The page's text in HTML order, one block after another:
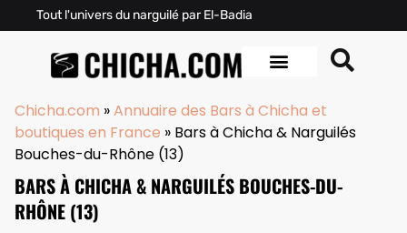
Tout l'univers du narguilé par El-Badia
Chicha.com »Annuaire des Bars à Chicha et
boutiques en France » Bars à Chicha & Narguilés
Bouches-du-Rhône (13)
BARS À CHICHA & NARGUILÉS BOUCHES-DU-
RHÔNE (13)